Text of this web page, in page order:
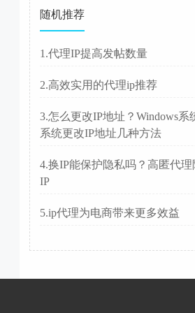
随机推荐
1.代理IP提高发帖数量
2.高效实用的代理ip推荐
3.怎么更改IP地址？Windows系
系统更改IP地址几种方法
4.换IP能保护隐私吗？高匿代理
IP
5.ip代理为电商带来更多效益